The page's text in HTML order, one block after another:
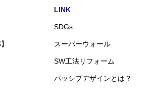
LINK
SDGs
スーパーウォール
SW工法リフォーム
パッシブデザインとは？